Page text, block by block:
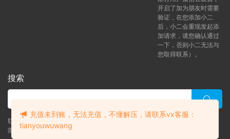
开启了加为朋友时需要
验证，在您添加小二
后，小二会重现发起添
加请求，请您确认通过
一下，否则小二无法与
您取得联系）。
搜索
联系客服 (添加后告诉客服-来自熊人族咨询问题)
微信客服（tianyouwuwang）
充值未到账，无法充值，不懂解压，请联系vx客服：
tianyouwuwang